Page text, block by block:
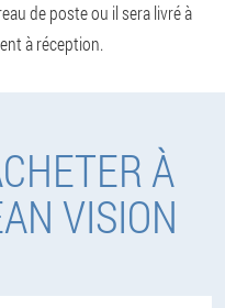
de poste ou il sera livré à
à réception.
À
VISION